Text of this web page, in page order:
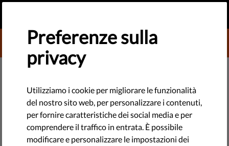
DONATE TO LIBERTIES
MONITORAGGIO UE
Polonia: scontri sulle nomine,
timori per l'indipendenza dei
giudici
Preferenze sulla
privacy
Utilizziamo i cookie per migliorare le funzionalità
del nostro sito web, per personalizzare i contenuti,
per fornire caratteristiche dei social media e per
comprendere il traffico in entrata. È possibile
modificare e personalizzare le impostazioni dei